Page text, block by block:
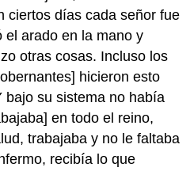
ciertos días cada señor fue
el arado en la mano y
otras cosas. Incluso los
hicieron esto
bajo su sistema no había
en todo el reino,
trabajaba y no le faltaba
recibía lo que